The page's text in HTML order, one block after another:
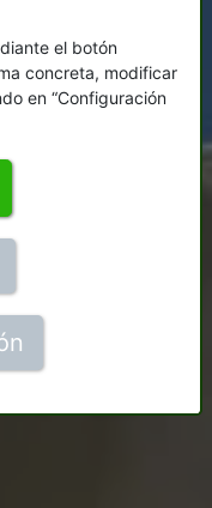
el botón
concreta, modificar
en “Configuración